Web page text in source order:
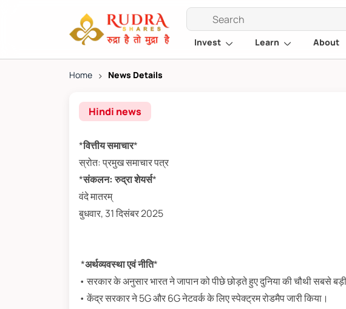
Invest Learn About
Home > News Details
Hindi news
*वित्तीय समाचार*
स्रोत: प्रमुख समाचार पत्र
*संकलन: रुद्रा शेयर्स*
वंदे मातरम्
बुधवार, 31 दिसंबर 2025
*अर्थव्यवस्था एवं नीति*
• सरकार के अनुसार भारत ने जापान को पीछे छोड़ते हुए दुनिया की चौथी सबसे
• केंद्र सरकार ने 5G और 6G नेटवर्क के लिए स्पेक्ट्रम रोडमैप जारी किया।